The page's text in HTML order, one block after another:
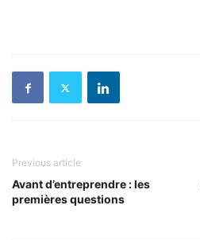
Previous article
Avant d’entreprendre : les
premières questions